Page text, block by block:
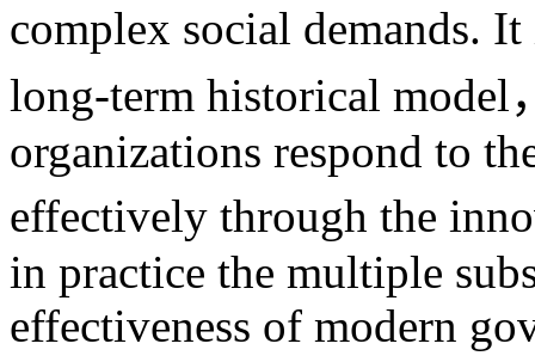
complex social demands.
long-term historical model
organizations respond to
effectively through the
in practice the multiple
effectiveness of modern